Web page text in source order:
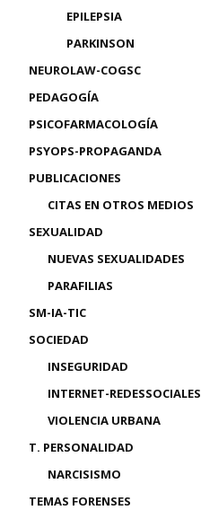
EPILEPSIA
PARKINSON
NEUROLAW-COGSC
PEDAGOGÍA
PSICOFARMACOLOGÍA
PSYOPS-PROPAGANDA
PUBLICACIONES
CITAS EN OTROS MEDIOS
SEXUALIDAD
NUEVAS SEXUALIDADES
PARAFILIAS
SM-IA-TIC
SOCIEDAD
INSEGURIDAD
INTERNET-REDESSOCIALES
VIOLENCIA URBANA
T. PERSONALIDAD
NARCISISMO
TEMAS FORENSES